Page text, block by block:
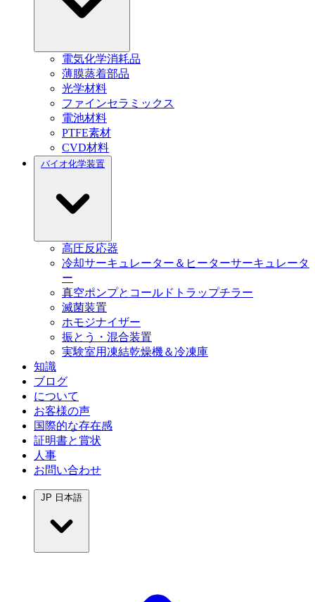
電気化学消耗品
薄膜蒸着部品
光学材料
ファインセラミックス
電池材料
PTFE素材
CVD材料
バイオ化学装置
高圧反応器
冷却サーキュレーター＆ヒーターサーキュレータ
ー
真空ポンプとコールドトラップチラー
滅菌装置
ホモジナイザー
振とう・混合装置
実験室用凍結乾燥機＆冷凍庫
知識
ブログ
について
お客様の声
国際的な存在感
証明書と賞状
人事
お問い合わせ
JP 日本語